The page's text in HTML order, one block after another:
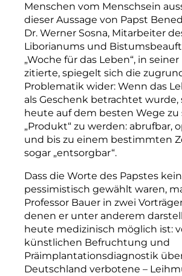
Menschen vom Menschsein
dieser Aussage von Papst
Dr. Werner Sosna, Mitarbeiter
Liborianums und
„Woche für das Leben“, in
zitierte, spiegelt sich die
Problematik wider: Wenn das
als Geschenk betrachtet wurde,
heute auf dem besten Wege zu
„Produkt“ zu werden: abrufbar,
und bis zu einem bestimmten
sogar „entsorgbar“.
Dass die Worte des Papstes
pessimistisch gewählt waren,
Professor Bauer in zwei
denen er unter anderem
heute medizinisch möglich ist:
künstlichen Befruchtung und
Präimplantationsdiagnostik
Deutschland verbotene –